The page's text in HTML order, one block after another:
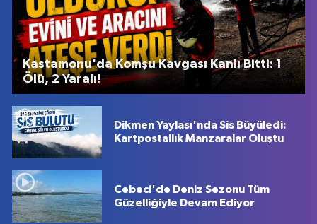
Kastamonu'da Komşu Kavgası Kanlı Bitti: 1
Ölü, 2 Yaralı!
Dikmen Yaylası'nda Sis Büyüledi:
Kartpostallık Manzaralar Oluştu
Cebeci'de Deniz Sezonu Tüm
Güzelliğiyle Devam Ediyor